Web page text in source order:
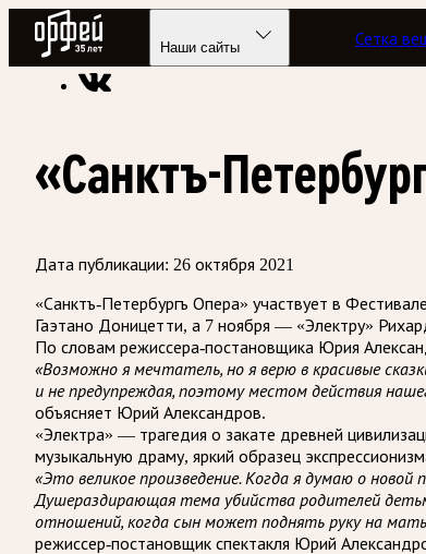
Радио Орфей
Наши сайты Сетка
Радио классической музыки «Орфей» Новости
«Санктъ-
Дата публикации: 26 октября 2021
«Санктъ-Петербургъ Опера» участвует в
Гаэтано Доницетти, а 7 ноября — «Электру»
По словам режиссера-постановщика Юрия
«Возможно я мечтатель, но я верю в красивые
и не предупреждая, поэтому местом действия
объясняет Юрий Александров.
«Электра» — трагедия о закате древней
музыкальную драму, яркий образец
«Это великое произведение. Когда я думаю о
Душераздирающая тема убийства родителей
отношений, когда сын может поднять руку на
режиссер-постановщик спектакля Юрий